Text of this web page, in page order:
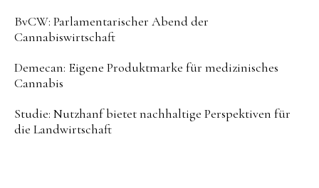
BvCW: Parlamentarischer Abend der
Cannabiswirtschaft
Demecan: Eigene Produktmarke für medizinisches
Cannabis
Studie: Nutzhanf bietet nachhaltige Perspektiven für
die Landwirtschaft